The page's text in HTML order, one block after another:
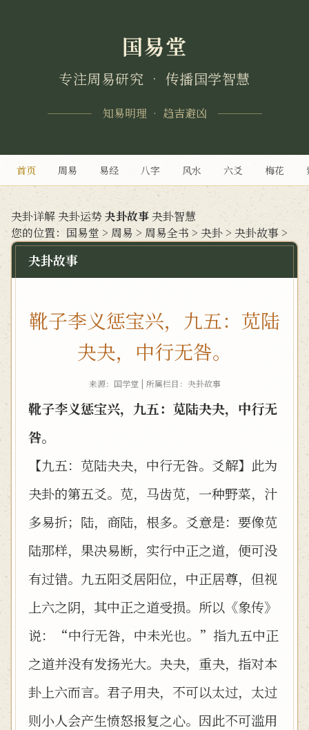
国易堂
专注周易研究 • 传播国学智慧
知易明理 • 趋吉避凶
首页 周易 易经 八字 风水 六爻 梅花
夬卦详解夬卦运势 夬卦故事夬卦智慧
您的位置： 国易堂 > 周易 > 周易全书 > 夬卦 > 夬卦故事 >
夬卦故事
靴子李义惩宝兴，九五：苋陆
夬夬，中行无咎。
来源：国学堂 | 所属栏目： 夬卦故事
靴子李义惩宝兴，九五：苋陆夬夬，中行无
咎。
【九五：苋陆夬夬，中行无咎。爻解】此为
夬卦的第五爻。苋，马齿苋，一种野菜，汁
多易折；陆，商陆，根多。爻意是：要像苋
陆那样，果决易断，实行中正之道，便可没
有过错。九五阳爻居阳位，中正居尊，但视
上六之阴，其中正之道受损。所以《象传》
说：“中行无咎，中未光也。”指九五中正
之道并没有发扬光大。夬夬，重夬，指对本
卦上六而言。君子用夬，不可以太过，太过
则小人会产生愤怒报复之心。因此不可滥用